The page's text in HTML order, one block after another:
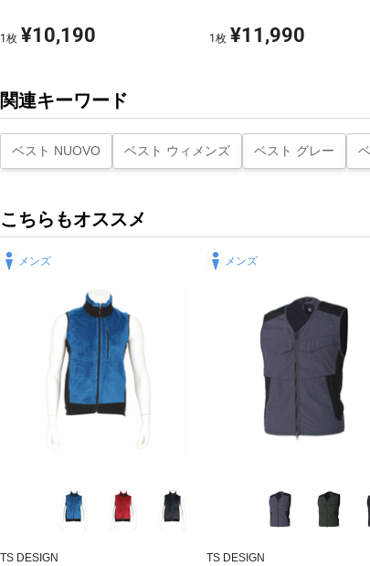
1 枚 ¥10,190 1 枚 ¥11,990
関連キーワード
ベスト NUOVO ベスト ウィメンズ ベスト グレー
こちらもオススメ
メンズ
TS DESIGN
メンズ
TS DESIGN